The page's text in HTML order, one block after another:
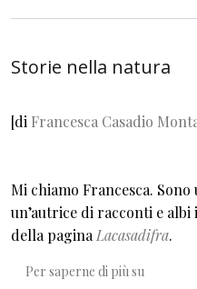
Storie nella natura
[di Francesca Casadio
Mi chiamo Francesca.
un’autrice di racconti e
della pagina Lacasadifra.
Per saperne di più su